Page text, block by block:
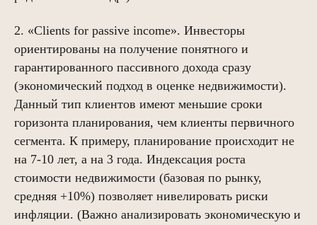
2. «Clients for passive income». Инвесторы
ориентированы на получение понятного и
гарантированного пассивного дохода сразу
(экономический подход в оценке недвижимости).
Данный тип клиентов имеют меньшие сроки
горизонта планирования, чем клиенты первичного
сегмента. К примеру, планирование происходит не
на 7-10 лет, а на 3 года. Индексация роста
стоимости недвижимости (базовая по рынку,
средняя +10%) позволяет нивелировать риски
инфляции. (Важно анализировать экономическую и